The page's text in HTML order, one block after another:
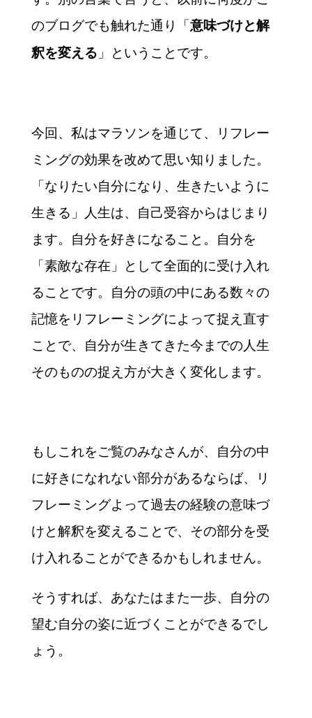
のブログでも触れた通り「意味づけと解
釈を変える 」ということです。
今回、私はマラソンを通じて、リフレー
ミングの効果を改めて思い知りました。
「なりたい自分になり、生きたいように
生きる」人生は、自己受容からはじまり
ます。自分を好きになること。自分を
「素敵な存在」として全面的に受け入れ
ることです。自分の頭の中にある数々の
記憶をリフレーミングによって捉え直す
ことで、自分が生きてきた今までの人生
そのものの捉え方が大きく変化します。
もしこれをご覧のみなさんが、自分の中
に好きになれない部分があるならば、リ
フレーミングよって過去の経験の意味づ
けと解釈を変えることで、その部分を受
け入れることができるかもしれません。
そうすれば、あなたはまた一歩、自分の
望む自分の姿に近づくことができるでし
ょう。